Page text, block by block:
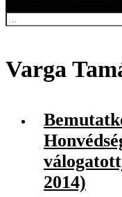
Varga
2014)